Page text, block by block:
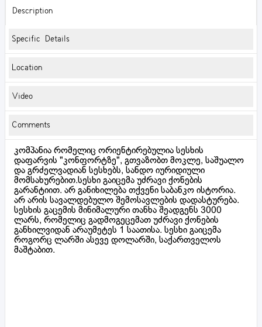
Description
Specific Details
Location
Video
Comments
კომპანია რომელიც ორიენტირებულია სესხის
დაფარვის "კონფორტზე", გთვაზობთ მოკლე, საშუალო
და გრძელვადიან სესხებს, სანდო იურიდიული
მომსახურებით.სესხი გაიცემა უძრავი ქონების
გარანტიით. არ განიხილება თქვენი საბანკო ისტორია.
არ არის სავალდებულო შემოსავლების დადასტურება.
სესხის გაცემის მინიმალური თანხა შეადგენს 3000
ლარს, რომელიც გადმოგეცემათ უძრავი ქონების
განხილვიდან არაუმეტეს 1 საათისა. სესხი გაიცემა
როგორც ლარში ასევე დოლარში, საქართველოს
მაშტაბით.